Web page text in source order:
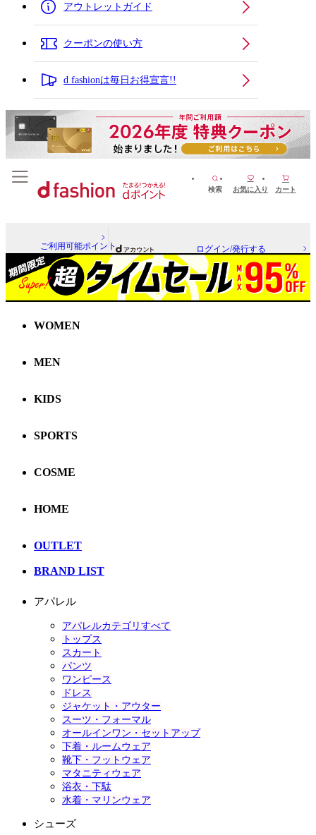
アウトレットガイド
クーポンの使い方
d fashionは毎日お得宣言!!
検索 お気に入り カート
ご利用可能ポイント ログイン/発行する
WOMEN
MEN
KIDS
SPORTS
COSME
HOME
OUTLET
BRAND LIST
アパレル
アパレルカテゴリすべて
トップス
スカート
パンツ
ワンピース
ドレス
ジャケット・アウター
スーツ・フォーマル
オールインワン・セットアップ
下着・ルームウェア
靴下・フットウェア
マタニティウェア
浴衣・下駄
水着・マリンウェア
シューズ